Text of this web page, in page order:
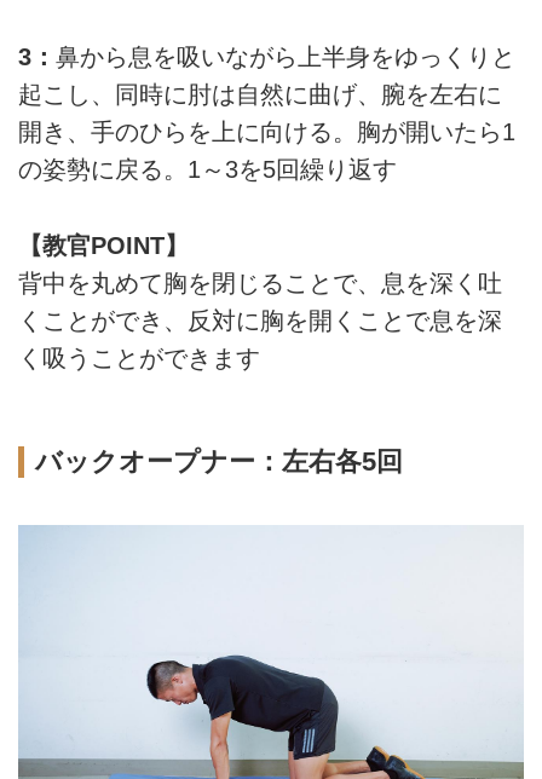
3： 鼻から息を吸いながら上半身をゆっくりと
起こし、同時に肘は自然に曲げ、腕を左右に
開き、手のひらを上に向ける。胸が開いたら1
の姿勢に戻る。1～3を5回繰り返す
【教官POINT】
背中を丸めて胸を閉じることで、息を深く吐
くことができ、反対に胸を開くことで息を深
く吸うことができます
バックオープナー：左右各5回